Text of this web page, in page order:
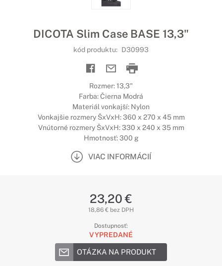
DICOTA Slim Case BASE 13,3"
kód produktu: D30993
Rozmer: 13,3"
Farba: Čierna Modrá
Materiál vonkajší: Nylon
Vonkajšie rozmery ŠxVxH: 360 x 270 x 45 mm
Vnútorné rozmery ŠxVxH: 330 x 240 x 35 mm
Hmotnosť: 300 g
VIAC INFORMÁCIÍ
23,20 €
18,86 € bez DPH
Dostupnosť:
VYPREDANÉ
OTÁZKA NA PRODUKT